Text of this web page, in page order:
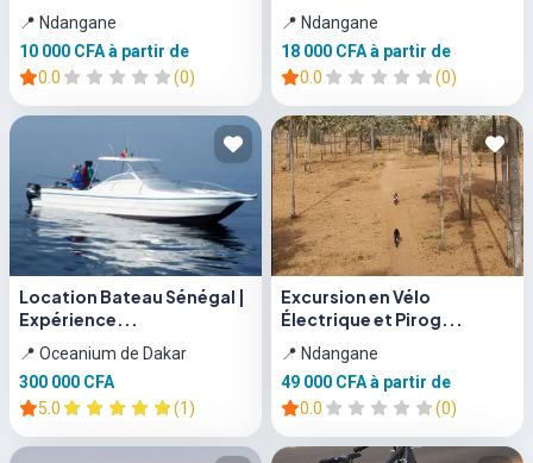
📍 Ndangane
10 000 CFAà partir de
0.0
(0)
📍 Ndangane
18 000 CFAà partir de
0.0
(0)
Location Bateau Sénégal |
Expérience...
📍 Oceanium de Dakar
300 000 CFA
5.0
(1)
Excursion en Vélo
Électrique et Pirog...
📍 Ndangane
49 000 CFAà partir de
0.0
(0)